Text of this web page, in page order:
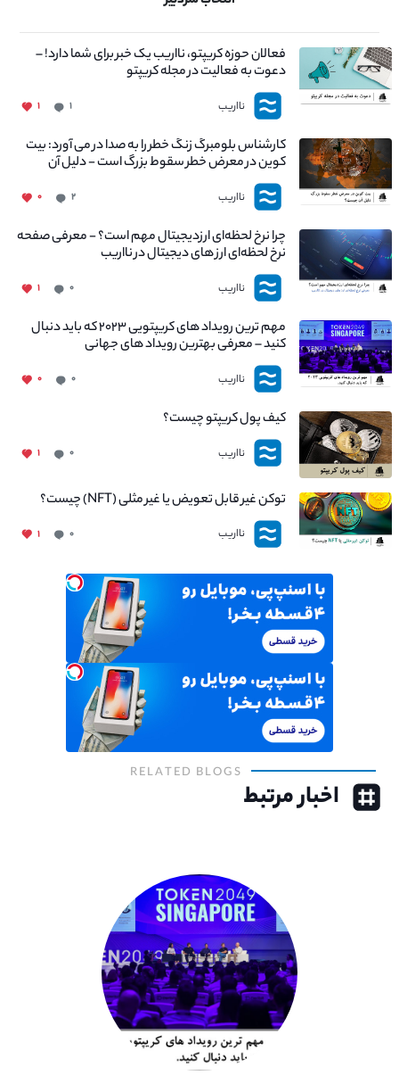
فعالان حوزه کریپتو، نااریب یک خبر برای شما دارد! –
دعوت به فعالیت در مجله کریپتو
نااریب ۱ ۱
کارشناس بلومبرگ زنگ خطر را به صدا در می آورد: بیت
کوین در معرض خطر سقوط بزرگ است - دلیل آن
چیست؟
نااریب ۲ ۰
چرا نرخ لحظه‌ای ارزدیجیتال مهم است؟ - معرفی صفحه
نرخ لحظه‌ای ارز های دیجیتال در نااریب
نااریب ۰ ۱
مهم ترین رویداد های کریپتویی ۲۰۲۳ که باید دنبال
کنید – معرفی بهترین رویداد های جهانی
نااریب ۰ ۰
کیف پول کریپتو چیست؟
نااریب ۰ ۱
توکن غیر قابل تعویض یا غیر مثلی (NFT) چیست؟
نااریب ۰ ۱
RELATED BLOGS
اخبار مرتبط